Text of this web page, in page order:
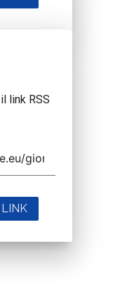
link RSS